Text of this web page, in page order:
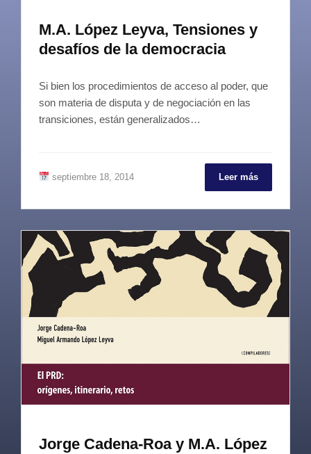
M.A. López Leyva, Tensiones y
desafíos de la democracia
Si bien los procedimientos de acceso al poder, que
son materia de disputa y de negociación en las
transiciones, están generalizados…
septiembre 18, 2014 Leer más
Jorge Cadena-Roa y M.A. López